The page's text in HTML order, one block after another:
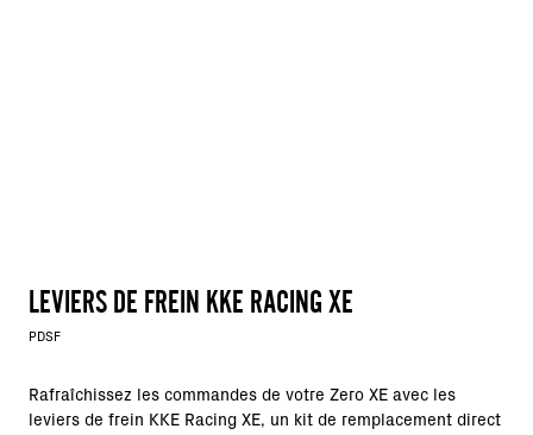
LEVIERS DE FREIN KKE RACING XE
PDSF
Rafraîchissez les commandes de votre Zero XE avec les
leviers de frein KKE Racing XE, un kit de remplacement direct